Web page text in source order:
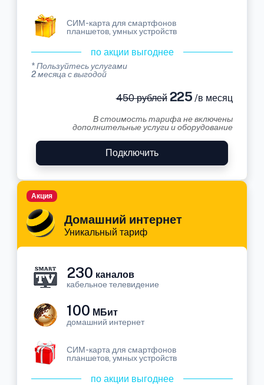
СИМ-карта для смартфонов
планшетов, умных устройств
по акции выгоднее
* Пользуйтесь услугами
2 месяца с выгодой
450 рублей225 /в месяц
В стоимость тарифа не включены
дополнительные услуги и оборудование
Подключить
Домашний интернет
Уникальный тариф
Акция
230 каналов
кабельное телевидение
100 МБит
домашний интернет
СИМ-карта для смартфонов
планшетов, умных устройств
по акции выгоднее